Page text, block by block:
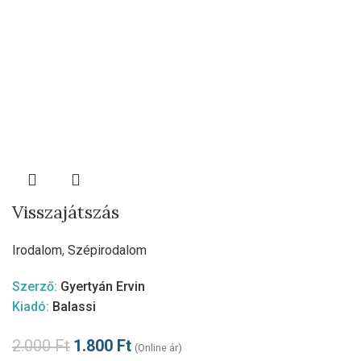
Visszajátszás
Irodalom, Szépirodalom
Szerző: Gyertyán Ervin
Kiadó: Balassi
2.000Ft 1.800 Ft (Online ár)